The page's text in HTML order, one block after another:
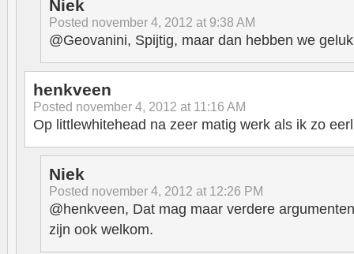
Niek
Posted november 4, 2012 at 9:38 AM
@Geovanini, Spijtig, maar dan hebben we
henkveen
Posted november 4, 2012 at 11:16 AM
Op littlewhitehead na zeer matig werk als ik zo
Niek
Posted november 4, 2012 at 12:26 PM
@henkveen, Dat mag maar verdere
zijn ook welkom.